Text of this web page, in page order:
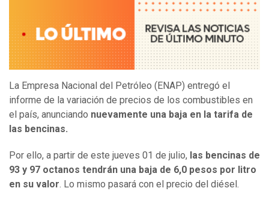
La Empresa Nacional del Petróleo (ENAP) entregó el
informe de la variación de precios de los combustibles en
el país, anunciando nuevamente una baja en la tarifa de
las bencinas.
Por ello, a partir de este jueves 01 de julio, las bencinas de
93 y 97 octanos tendrán una baja de 6,0 pesos por litro
en su valor. Lo mismo pasará con el precio del diésel.